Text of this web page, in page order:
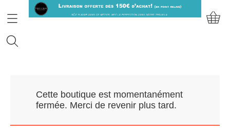
Prendre RDV
Nos Marques
Cette boutique est momentanément
fermée. Merci de revenir plus tard.